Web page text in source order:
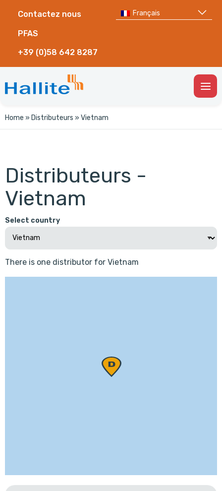
Contactez nous
PFAS
+39 (0)58 642 8287
Français
Home » Distributeurs » Vietnam
Distributeurs -
Vietnam
Select country
There is one distributor for Vietnam